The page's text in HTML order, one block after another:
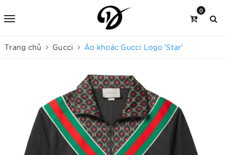
0
Trang chủ Gucci Áo khoác Gucci Logo 'Star'